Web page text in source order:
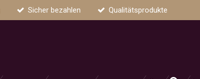
Sicher bezahlen Qualitätsprodukte